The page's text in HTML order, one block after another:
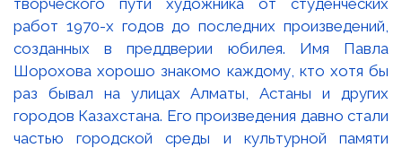
работ 1970-х годов до последних произведений,
созданных в преддверии юбилея. Имя Павла
Шорохова хорошо знакомо каждому, кто хотя бы
раз бывал на улицах Алматы, Астаны и других
городов Казахстана. Его произведения давно стали
частью городской среды и культурной памяти